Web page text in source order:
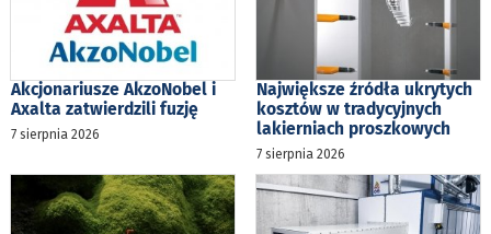
Akcjonariusze AkzoNobel i
Axalta zatwierdzili fuzję
7 sierpnia 2026
Największe źródła ukrytych
kosztów w tradycyjnych
lakierniach proszkowych
7 sierpnia 2026